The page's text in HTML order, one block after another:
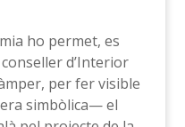
ho permet, es
d’Interior
per fer visible
simbòlica— el